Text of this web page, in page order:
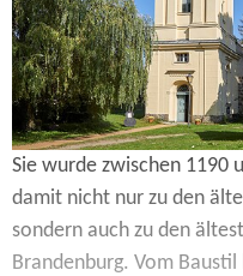
Sie wurde zwischen 1190
damit nicht nur zu den
sondern auch zu den
Brandenburg. Vom